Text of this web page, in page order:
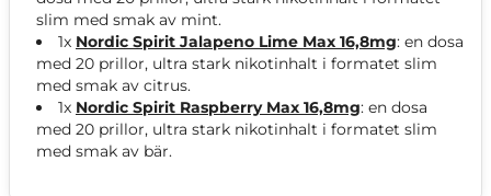
slim med smak av mint.
1x Nordic Spirit Jalapeno Lime Max 16,8mg: en dosa
med 20 prillor, ultra stark nikotinhalt i formatet slim
med smak av citrus.
1x Nordic Spirit Raspberry Max 16,8mg: en dosa
med 20 prillor, ultra stark nikotinhalt i formatet slim
med smak av bär.